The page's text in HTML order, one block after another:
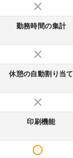
勤務時間の集計
休憩の自動割り当て
印刷機能